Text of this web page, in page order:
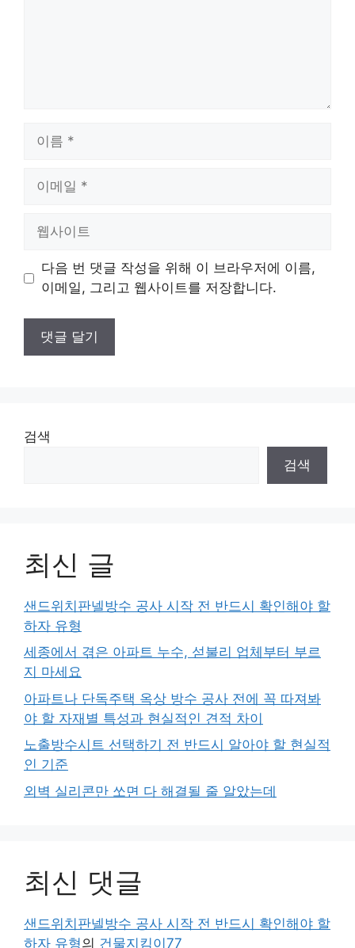
트
다음 번 댓글 작성을 위해 이 브라우저에 이름,
이메일, 그리고 웹사이트를 저장합니다.
검색
검색
최신 글
샌드위치판넬방수 공사 시작 전 반드시 확인해야 할
하자 유형
세종에서 겪은 아파트 누수, 섣불리 업체부터 부르
지 마세요
아파트나 단독주택 옥상 방수 공사 전에 꼭 따져봐
야 할 자재별 특성과 현실적인 견적 차이
노출방수시트 선택하기 전 반드시 알아야 할 현실적
인 기준
외벽 실리콘만 쏘면 다 해결될 줄 알았는데
최신 댓글
샌드위치판넬방수 공사 시작 전 반드시 확인해야 할
하자 유형의 건물지킴이77